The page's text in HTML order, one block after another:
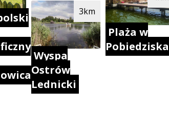
Wyspa
Ostrów
Lednicki
3km
Plaża w